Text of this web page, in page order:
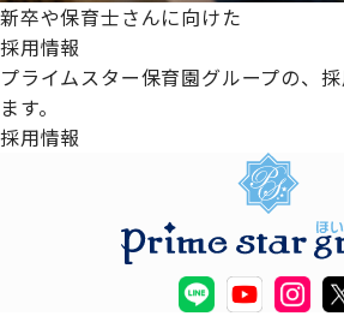
新卒や保育士さんに向けた
採用情報
プライムスター保育園グループの、
ます。
採用情報